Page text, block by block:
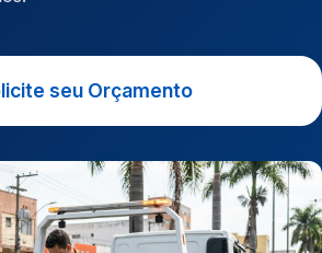
seu Orçamento